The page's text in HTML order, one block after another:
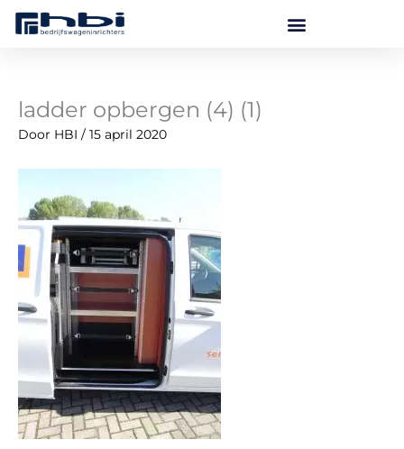
ladder opbergen (4) (1)
Door HBI / 15 april 2020